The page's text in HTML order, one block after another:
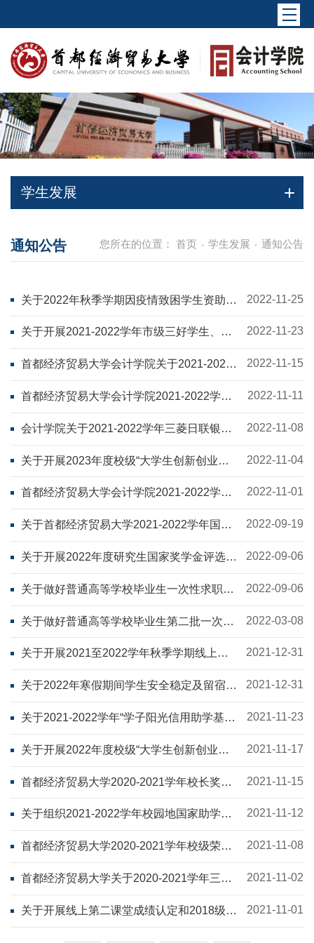
学生发展
您所在的位置： 首页 - 学生发展 - 通知公告
通知公告
关于2022年秋季学期因疫情致困学生资助工
作的通知
2022-11-25
关于开展2021-2022学年市级三好学生、优
秀学生干部、 先进班集体评选工作的通知
2022-11-23
首都经济贸易大学会计学院关于2021-2022
学年校长奖学金评选通知
2022-11-15
首都经济贸易大学会计学院2021-2022学年
校级荣誉称号评选通知
2022-11-11
会计学院关于2021-2022学年三菱日联银行
(MUFG)奖学金评选通知
2022-11-08
关于开展2023年度校级“大学生创新创业训
练计划”项目申报工作的通知
2022-11-04
首都经济贸易大学会计学院2021-2022学年
国家励志奖学金评选通知
2022-11-01
关于首都经济贸易大学2021-2022学年国家
奖学金评选的通知
2022-09-19
关于开展2022年度研究生国家奖学金评选工
作的通知
2022-09-06
关于做好普通高等学校毕业生一次性求职创
业补贴发放工作的通知
2022-09-06
关于做好普通高等学校毕业生第二批一次性
求职创业补贴发放工作的通知
2022-03-08
关于开展2021至2022学年秋季学期线上第
二课堂成绩认定和2018级学生第二课堂知识
拓展类成绩认定工作的通知
2021-12-31
关于2022年寒假期间学生安全稳定及留宿工
作的通知
2021-12-31
关于2021-2022学年“学子阳光信用助学基
金”助学贷款通知
2021-11-23
关于开展2022年度校级“大学生创新创业训
练计划”项目申报工作的通知
2021-11-17
首都经济贸易大学2020-2021学年校长奖学
金评选通知
2021-11-15
关于组织2021-2022学年校园地国家助学贷
款签约仪式的通知
2021-11-12
首都经济贸易大学2020-2021学年校级荣誉
称号评选通知
2021-11-08
首都经济贸易大学关于2020-2021学年三菱
日联银行(MUFG)奖学金评选通知
2021-11-02
关于开展线上第二课堂成绩认定和2018级本
科生第二课堂成绩自评的通知
2021-11-01